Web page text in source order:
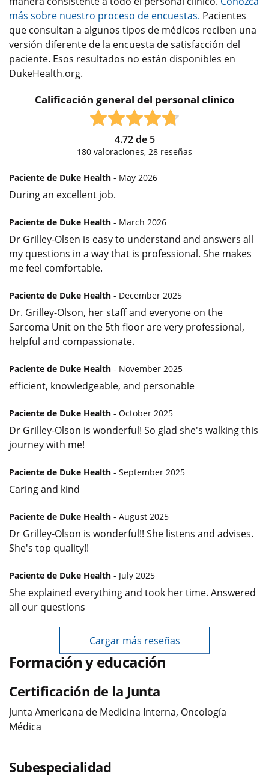
más sobre nuestro proceso de encuestas. Pacientes
que consultan a algunos tipos de médicos reciben una
versión diferente de la encuesta de satisfacción del
paciente. Esos resultados no están disponibles en
DukeHealth.org.
Calificación general del personal clínico
4.72de 5
180 valoraciones, 28 reseñas
Paciente de Duke Health - May 2026
During an excellent job.
Paciente de Duke Health - March 2026
Dr Grilley-Olsen is easy to understand and answers all
my questions in a way that is professional. She makes
me feel comfortable.
Paciente de Duke Health - December 2025
Dr. Grilley-Olson, her staff and everyone on the
Sarcoma Unit on the 5th floor are very professional,
helpful and compassionate.
Paciente de Duke Health - November 2025
efficient, knowledgeable, and personable
Paciente de Duke Health - October 2025
Dr Grilley-Olson is wonderful! So glad she's walking this
journey with me!
Paciente de Duke Health - September 2025
Caring and kind
Paciente de Duke Health - August 2025
Dr Grilley-Olson is wonderful!! She listens and advises.
She's top quality!!
Paciente de Duke Health - July 2025
She explained everything and took her time. Answered
all our questions
Cargar más reseñas
Formación y educación
Certificación de la Junta
Junta Americana de Medicina Interna, Oncología
Médica
Subespecialidad